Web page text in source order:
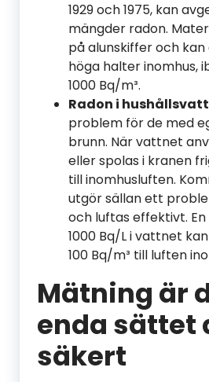
1929 och 1975, kan
mängder radon.
på alunskiffer och
höga halter inomhus,
1000 Bq/m³.
Radon i
problem för de med
brunn. När vattnet
eller spolas i kranen
till inomhusluften.
utgör sällan ett
och luftas effektivt.
1000 Bq/L i vattnet
100 Bq/m³ till luften
Mätning är
enda sättet
säkert